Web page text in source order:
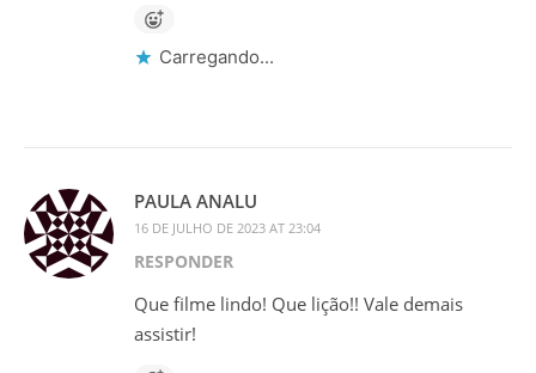
Carregando...
PAULA ANALU
16 DE JULHO DE 2023 AT 23:04
RESPONDER
Que filme lindo! Que lição!! Vale demais
assistir!